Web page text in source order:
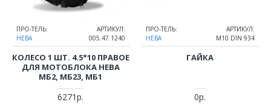
ПРО-ТЕЛЬ:
НЕВА
АРТИКУЛ:
005.47.1240
КОЛЕСО 1 ШТ. 4.5*10 ПРАВОЕ
ДЛЯ МОТОБЛОКА НЕВА
МБ2, МБ23, МБ1
6271р.
ПРО-ТЕЛЬ:
НЕВА
АРТИКУЛ:
М10 DIN 934
ГАЙКА
0р.